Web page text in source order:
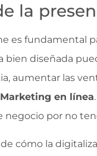
la
es fundamental
bien diseñada
aumentar las
Marketing en línea
por no
cómo la